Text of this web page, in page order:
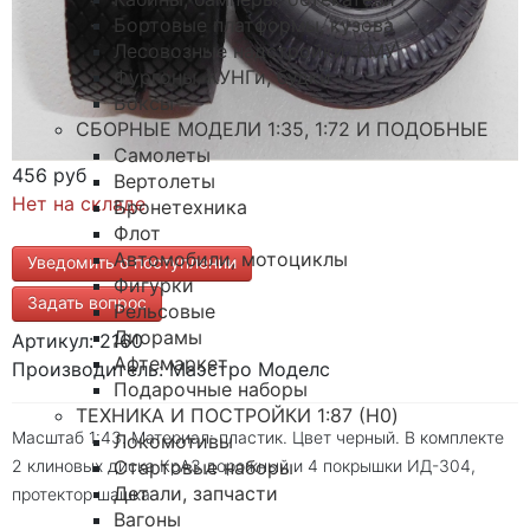
Бортовые платформы, кузова
Лесовозные надстройки, КМУ
Фургоны, КУНГи, будки
Боксы
СБОРНЫЕ МОДЕЛИ 1:35, 1:72 И ПОДОБНЫЕ
Самолеты
Вертолеты
Бронетехника
Флот
Автомобили, мотоциклы
Фигурки
Рельсовые
Диорамы
Афтемаркет
Подарочные наборы
ТЕХНИКА И ПОСТРОЙКИ 1:87 (H0)
Локомотивы
Стартовые наборы
Детали, запчасти
Вагоны
456 руб
Нет на складе
Уведомить о поступлении
Задать вопрос
Артикул: 2160
Производитель: Маэстро Моделс
Масштаб 1:43. Материал: пластик. Цвет черный. В комплекте
2 клиновых диска КрАЗ дорожный и 4 покрышки ИД-304,
протектор шашка.